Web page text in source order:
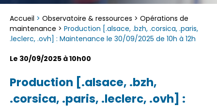
Accueil > Observatoire & ressources > Opérations de
maintenance > Production [.alsace, .bzh, .corsica, .paris,
.leclerc, .ovh] : Maintenance le 30/09/2025 de 10h à 12h
Le 30/09/2025 à 10h00
Production [.alsace, .bzh,
.corsica, .paris, .leclerc, .ovh] :